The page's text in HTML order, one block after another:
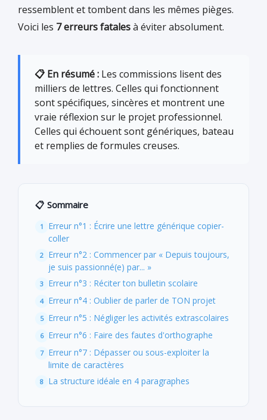
ressemblent et tombent dans les mêmes pièges.
Voici les 7 erreurs fatalesà éviter absolument.
📋 En résumé : Les commissions lisent des
milliers de lettres. Celles qui fonctionnent
sont spécifiques, sincères et montrent une
vraie réflexion sur le projet professionnel.
Celles qui échouent sont génériques, bateau
et remplies de formules creuses.
📋 Sommaire
Erreur n°1 : Écrire une lettre générique copier-
coller
Erreur n°2 : Commencer par « Depuis toujours,
je suis passionné(e) par... »
Erreur n°3 : Réciter ton bulletin scolaire
Erreur n°4 : Oublier de parler de TON projet
Erreur n°5 : Négliger les activités extrascolaires
Erreur n°6 : Faire des fautes d'orthographe
Erreur n°7 : Dépasser ou sous-exploiter la
limite de caractères
La structure idéale en 4 paragraphes